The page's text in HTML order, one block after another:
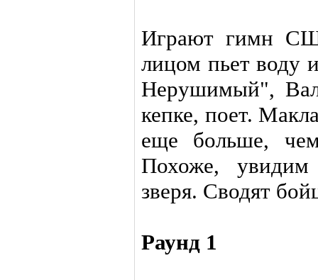
Играют гимн
лицом пьет воду
Нерушимый",
кепке, поет.
еще больше,
Похоже, увидим
зверя. Сводят
Раунд 1